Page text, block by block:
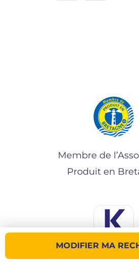
MODIFIER MA
Membre de
Produit en